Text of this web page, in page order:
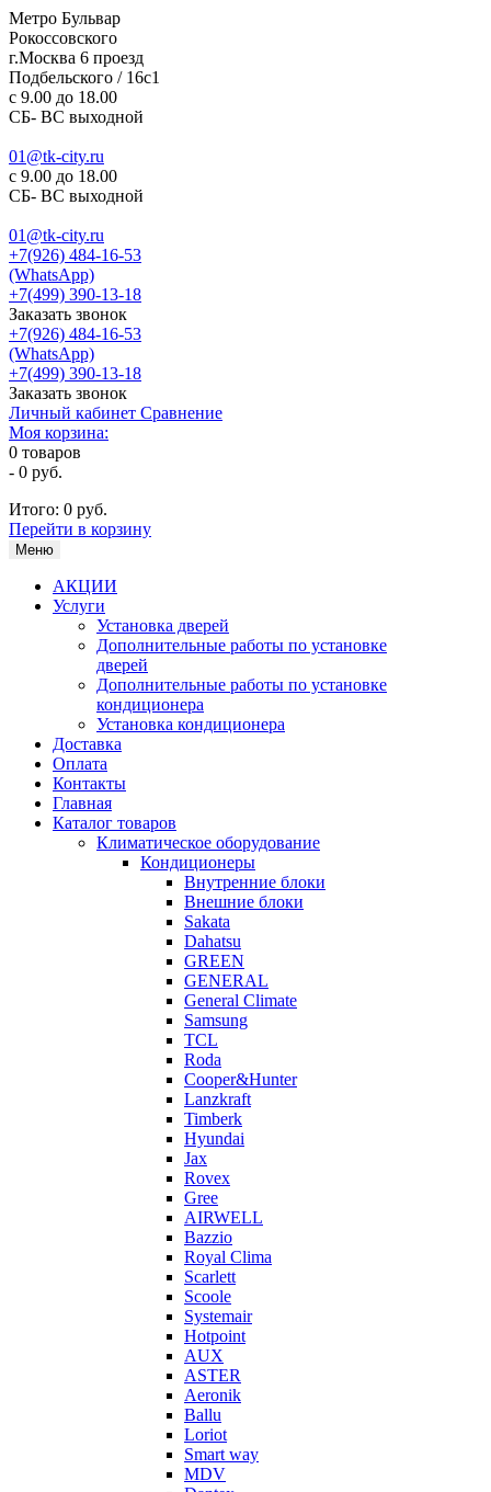
Метро Бульвар
Рокоссовского
г.Москва 6 проезд
Подбельского / 16с1
c 9.00 до 18.00
СБ- ВС выходной
01@tk-city.ru
c 9.00 до 18.00
СБ- ВС выходной
01@tk-city.ru
+7(926) 484-16-53
(WhatsApp)
+7(499) 390-13-18
Заказать звонок
+7(926) 484-16-53
(WhatsApp)
+7(499) 390-13-18
Заказать звонок
Личный кабинет Сравнение
Моя корзина:
0 товаров
- 0 руб.
Итого: 0 руб.
Перейти в корзину
Меню
АКЦИИ
Услуги
Установка дверей
Дополнительные работы по установке
дверей
Дополнительные работы по установке
кондиционера
Установка кондиционера
Доставка
Оплата
Контакты
Главная
Каталог товаров
Климатическое оборудование
Кондиционеры
Внутренние блоки
Внешние блоки
Sakata
Dahatsu
GREEN
GENERAL
General Climate
Samsung
TCL
Roda
Cooper&Hunter
Lanzkraft
Timberk
Hyundai
Jax
Rovex
Gree
AIRWELL
Bazzio
Royal Clima
Scarlett
Scoole
Systemair
Hotpoint
AUX
ASTER
Aeronik
Ballu
Loriot
Smart way
MDV